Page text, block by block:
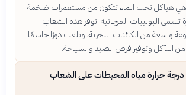
هي هياكل تحت الماء تتكون من مستعمرات ضخمة
البوليبات المرجانية. توفر هذه الشعاب
واسعة من الكائنات البحرية، وتلعب دورًا حاسمًا
التآكل وتوفير فرص الصيد والسياحة.
درجة حرارة مياه المحيطات على الشعاب